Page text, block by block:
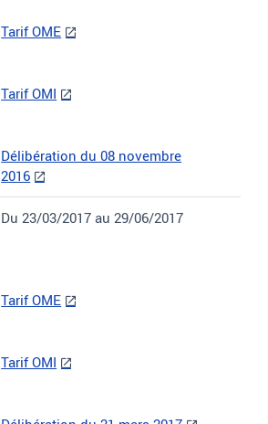
Tarif OME
Tarif OMI
Délibération du 08 novembre
2016
Du 23/03/2017 au 29/06/2017
Tarif OME
Tarif OMI